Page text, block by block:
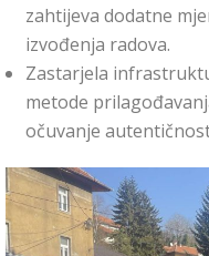
zahtijeva dodatne
izvođenja radova.
Zastarjela
metode
očuvanje